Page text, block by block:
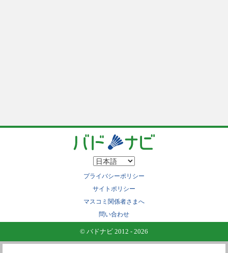
プライバシーポリシー
サイトポリシー
マスコミ関係者さまへ
問い合わせ
© バドナビ 2012 - 2026